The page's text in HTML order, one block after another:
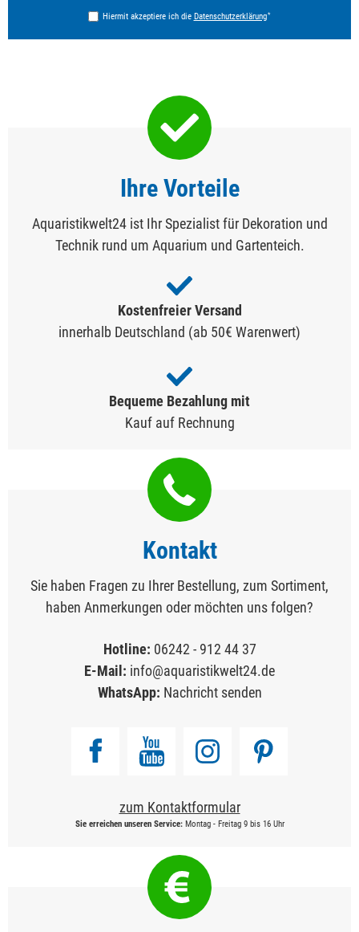
Hiermit akzeptiere ich die Daten­schutz­erklärung*
Ihre Vorteile
Aquaristikwelt24 ist Ihr Spezialist für Dekoration und
Technik rund um Aquarium und Gartenteich.
Kostenfreier Versand
innerhalb Deutschland (ab 50€ Warenwert)
Bequeme Bezahlung mit
Kauf auf Rechnung
Kontakt
Sie haben Fragen zu Ihrer Bestellung, zum Sortiment,
haben Anmerkungen oder möchten uns folgen?
Hotline: 06242 - 912 44 37
E-Mail: info@aquaristikwelt24.de
WhatsApp: Nachricht senden
zum Kontaktformular
Sie erreichen unseren Service:Montag - Freitag 9 bis 16 Uhr